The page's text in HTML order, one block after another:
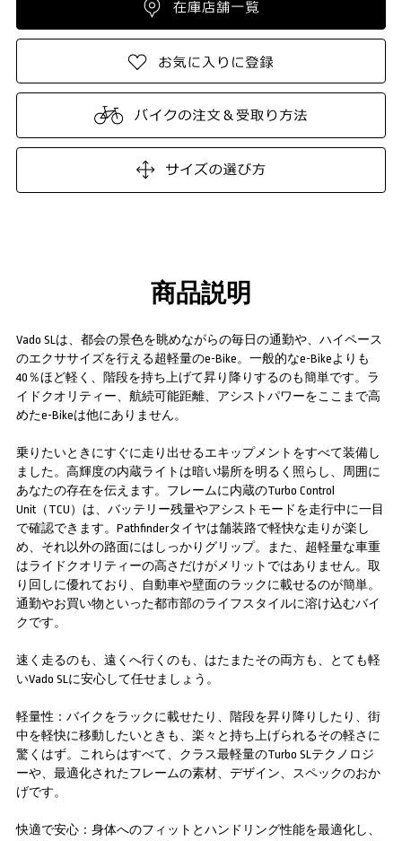
商品説明
Vado SLは、都会の景色を眺めながらの毎日の通勤や、ハイペース
のエクササイズを行える超軽量のe-Bike。一般的なe-Bikeよりも
40％ほど軽く、階段を持ち上げて昇り降りするのも簡単です。ラ
イドクオリティー、航続可能距離、アシストパワーをここまで高
めたe-Bikeは他にありません。
乗りたいときにすぐに走り出せるエキップメントをすべて装備し
ました。高輝度の内蔵ライトは暗い場所を明るく照らし、周囲に
あなたの存在を伝えます。フレームに内蔵のTurbo Control
Unit（TCU）は、バッテリー残量やアシストモードを走行中に一目
で確認できます。Pathfinderタイヤは舗装路で軽快な走りが楽し
め、それ以外の路面にはしっかりグリップ。また、超軽量な車重
はライドクオリティーの高さだけがメリットではありません。取
り回しに優れており、自動車や壁面のラックに載せるのが簡単。
通勤やお買い物といった都市部のライフスタイルに溶け込むバイ
クです。
速く走るのも、遠くへ行くのも、はたまたその両方も、とても軽
いVado SLに安心して任せましょう。
軽量性：バイクをラックに載せたり、階段を昇り降りしたり、街
中を軽快に移動したいときも、楽々と持ち上げられるその軽さに
驚くはず。これらはすべて、クラス最軽量のTurbo SLテクノロジ
ーや、最適化されたフレームの素材、デザイン、スペックのおか
げです。
快適で安心：身体へのフィットとハンドリング性能を最適化し、